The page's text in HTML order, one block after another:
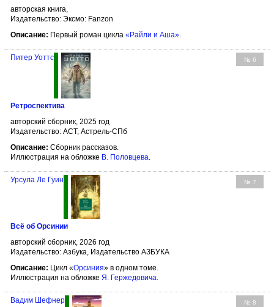
авторская книга,
Издательство: Эксмо: Fanzon
Описание: Первый роман цикла «Райли и Аша».
№ 6
Питер Уоттс
Ретроспектива
авторский сборник, 2025 год
Издательство: АСТ, Астрель-СПб
Описание: Сборник рассказов.
Иллюстрация на обложке В. Половцева.
№ 7
Урсула Ле Гуин
Всё об Орсинии
авторский сборник, 2026 год
Издательство: Азбука, Издательство АЗБУКА
Описание: Цикл «Орсиния» в одном томе.
Иллюстрация на обложке Я. Гержедовича.
№ 8
Вадим Шефнер